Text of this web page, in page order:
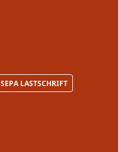
SEPA LASTSCHRIFT